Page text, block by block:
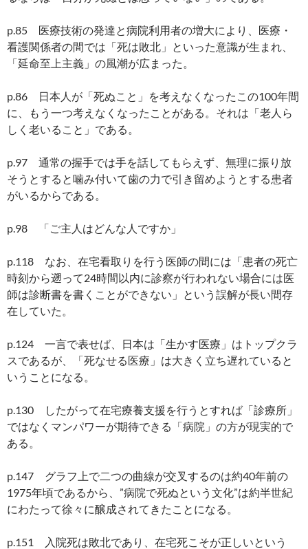
p.85 医療技術の発達と病院利用者の増大により、医療・
看護関係者の間では「死は敗北」といった意識が生まれ、
「延命至上主義」の風潮が広まった。
p.86 日本人が「死ぬこと」を考えなくなったこの100年間
に、もう一つ考えなくなったことがある。それは「老人ら
しく老いること」である。
p.97 通常の握手では手を話してもらえず、無理に振り放
そうとすると噛み付いて歯の力で引き留めようとする患者
がいるからである。
p.98 「ご主人はどんな人ですか」
p.118 なお、在宅看取りを行う医師の間には「患者の死亡
時刻から遡って24時間以内に診察が行われない場合には医
師は診断書を書くことができない」という誤解が長い間存
在していた。
p.124 一言で表せば、日本は「生かす医療」はトップクラ
スであるが、「死なせる医療」は大きく立ち遅れていると
いうことになる。
p.130 したがって在宅療養支援を行うとすれば「診療所」
ではなくマンパワーが期待できる「病院」の方が現実的で
ある。
p.147 グラフ上で二つの曲線が交叉するのは約40年前の
1975年頃であるから、”病院で死ぬという文化”は約半世紀
にわたって徐々に醸成されてきたことになる。
p.151 入院死は敗北であり、在宅死こそが正しいという